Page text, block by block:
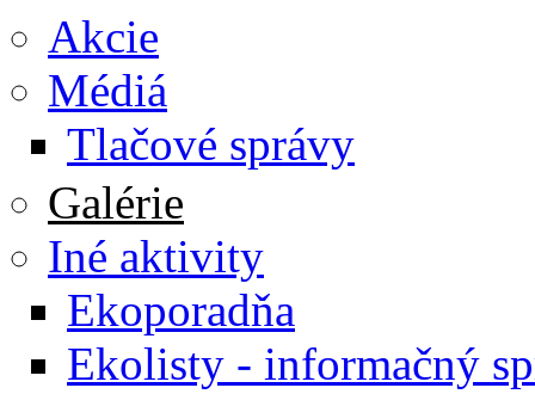
Akcie
Médiá
Tlačové správy
Galérie
Iné aktivity
Ekoporadňa
Ekolisty - informačný